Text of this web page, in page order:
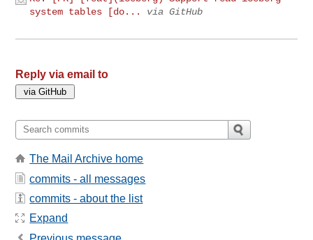
system tables [do...
via GitHub
Reply via email to
The Mail Archive home
commits - all messages
commits - about the list
Expand